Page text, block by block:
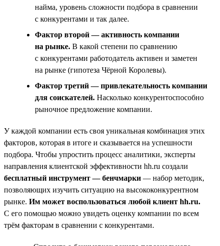
найма, уровень сложности подбора в сравнении
с конкурентами и так далее.
Фактор второй — активность компании
на рынке. В какой степени по сравнению
с конкурентами работодатель активен и заметен
на рынке (гипотеза Чёрной Королевы).
Фактор третий — привлекательность компании
для соискателей. Насколько конкурентоспособно
рыночное предложение компании.
У каждой компании есть своя уникальная комбинация этих
факторов, которая в итоге и сказывается на успешности
подбора. Чтобы упростить процесс аналитики, эксперты
направления клиентской эффективности hh.ru создали
бесплатный инструмент — бенчмарки — набор методик,
позволяющих изучить ситуацию на высококонкурентном
рынке. Им может воспользоваться любой клиент hh.ru.
С его помощью можно увидеть оценку компании по всем
трём факторам в сравнении с конкурентами.